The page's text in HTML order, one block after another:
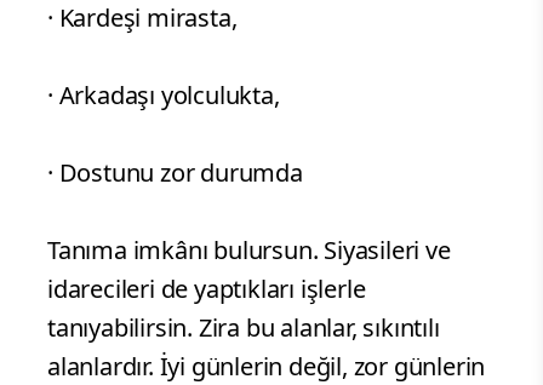
· Kardeşi mirasta,
· Arkadaşı yolculukta,
· Dostunu zor durumda
Tanıma imkânı bulursun. Siyasileri ve
idarecileri de yaptıkları işlerle
tanıyabilirsin. Zira bu alanlar, sıkıntılı
alanlardır. İyi günlerin değil, zor günlerin